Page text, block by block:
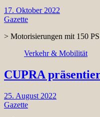
17. Oktober 2022
Gazette
> Motorisierungen mit 150
Verkehr & Mobilität
CUPRA
25. August 2022
Gazette